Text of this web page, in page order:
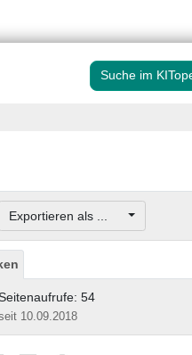
Suche im
Exportieren als ...
54
10.09.2018